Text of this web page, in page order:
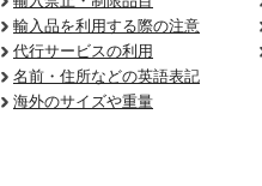
輸入品を利用する際の注意
代行サービスの利用
名前・住所などの英語表記
海外のサイズや重量